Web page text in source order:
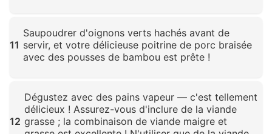
11
Saupoudrer d'oignons verts hachés avant de
servir, et votre délicieuse poitrine de porc braisée
avec des pousses de bambou est prête !
12
Dégustez avec des pains vapeur — c'est tellement
délicieux ! Assurez-vous d'inclure de la viande
grasse ; la combinaison de viande maigre et